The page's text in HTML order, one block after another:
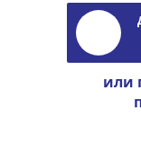
или